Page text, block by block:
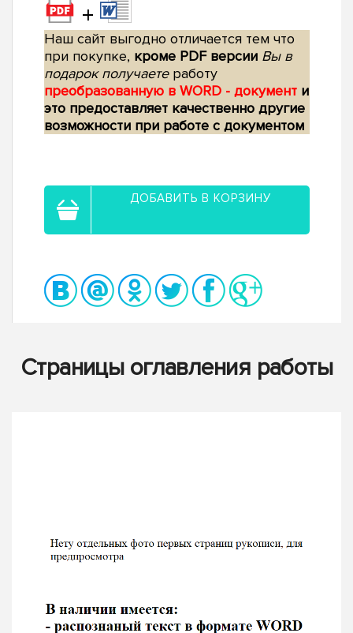
+
Наш сайт выгодно отличается тем что
при покупке, кроме PDF версии Вы в
подарок получаетеработу
преобразованную в WORD - документ и
это предоставляет качественно другие
возможности при работе с документом
ДОБАВИТЬ В КОРЗИНУ
Страницы оглавления работы